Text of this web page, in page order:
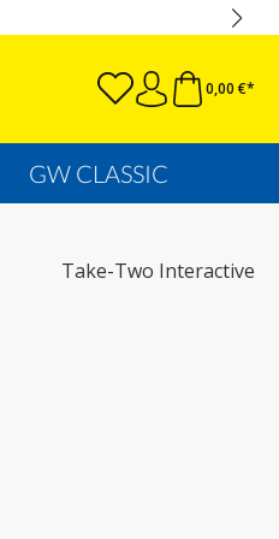
0,00 €*
GW CLASSIC
Take-Two Interactive